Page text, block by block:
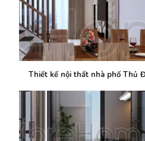
Thiết kế nội thất nhà phố Thủ